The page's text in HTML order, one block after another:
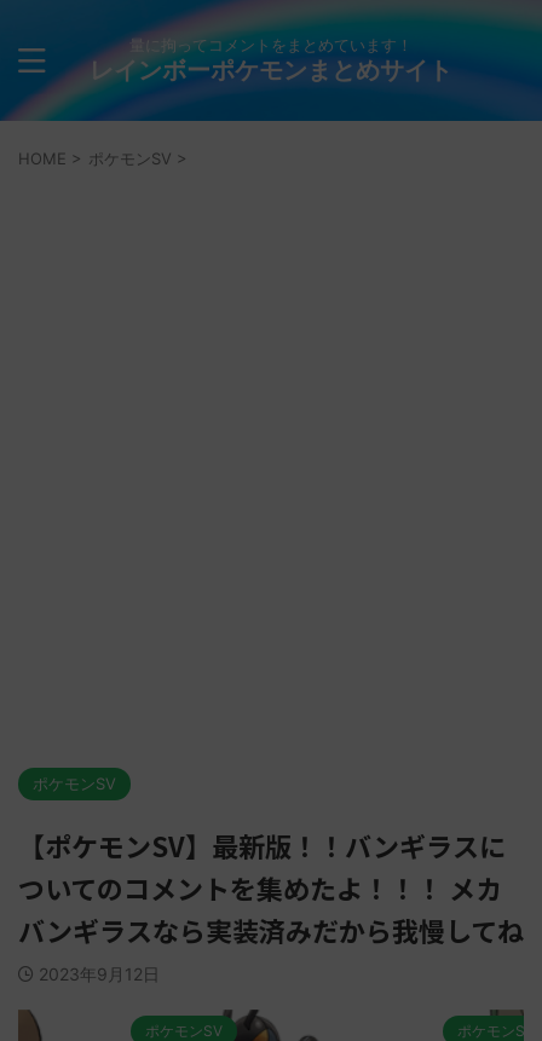
量に拘ってコメントをまとめています！
レインボーポケモンまとめサイト
HOME > ポケモンSV >
ポケモンSV
【ポケモンSV】最新版！！バンギラスに
ついてのコメントを集めたよ！！！ メカ
バンギラスなら実装済みだから我慢してね
2023年9月12日
ポケモンSV ポケモンSV